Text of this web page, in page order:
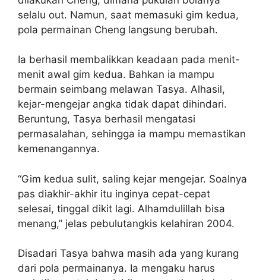
selalu out. Namun, saat memasuki gim kedua,
pola permainan Cheng langsung berubah.
Ia berhasil membalikkan keadaan pada menit-
menit awal gim kedua. Bahkan ia mampu
bermain seimbang melawan Tasya. Alhasil,
kejar-mengejar angka tidak dapat dihindari.
Beruntung, Tasya berhasil mengatasi
permasalahan, sehingga ia mampu memastikan
kemenangannya.
“Gim kedua sulit, saling kejar mengejar. Soalnya
pas diakhir-akhir itu inginya cepat-cepat
selesai, tinggal dikit lagi. Alhamdulillah bisa
menang,” jelas pebulutangkis kelahiran 2004.
Disadari Tasya bahwa masih ada yang kurang
dari pola permainanya. Ia mengaku harus